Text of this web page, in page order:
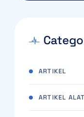
ARTIKEL
ARTIKEL